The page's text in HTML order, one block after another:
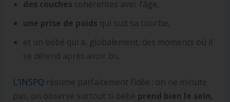
des couches cohérentes avec l’âge,
une prise de poids qui suit sa courbe,
et un bébé qui a, globalement, des moments où il
se détend après avoir bu.
L’INSPQ résume parfaitement l’idée : on ne minute
pas, on observe surtout si bébé prend bien le sein,